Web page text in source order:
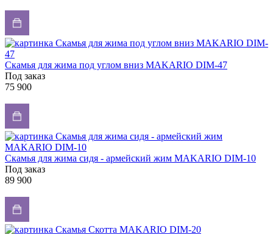
Скамья для жима под углом вниз MAKARIO DIM-47
Под заказ
75 900
Скамья для жима сидя - армейский жим MAKARIO DIM-10
Под заказ
89 900